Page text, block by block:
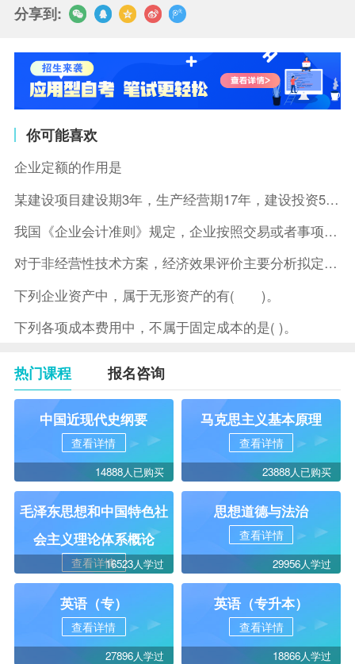
分享到:
你可能喜欢
企业定额的作用是
某建设项目建设期3年，生产经营期17年，建设投资5500万元
我国《企业会计准则》规定，企业按照交易或者事项的经济特征确定
对于非经营性技术方案，经济效果评价主要分析拟定方案的( )。
下列企业资产中，属于无形资产的有( )。
下列各项成本费用中，不属于固定成本的是( )。
热门课程 报名咨询
中国近现代史纲要
查看详情
14888人已购买
马克思主义基本原理
查看详情
23888人已购买
毛泽东思想和中国特色社
会主义理论体系概论
查看详情16523人学过
思想道德与法治
查看详情
29956人学过
英语（专）
查看详情
27896人学过
英语（专升本）
查看详情
18866人学过